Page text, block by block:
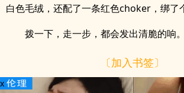
白色毛绒，还配了一条红色choker，绑了
拨一下，走一步，都会发出清脆的响。
〔加入书签〕
x